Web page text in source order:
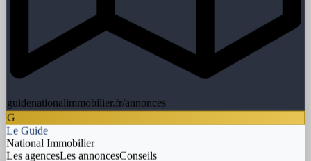
guidenationalimmobilier.fr/annonces
G
Le Guide
National Immobilier
Les agencesLes annoncesConseils